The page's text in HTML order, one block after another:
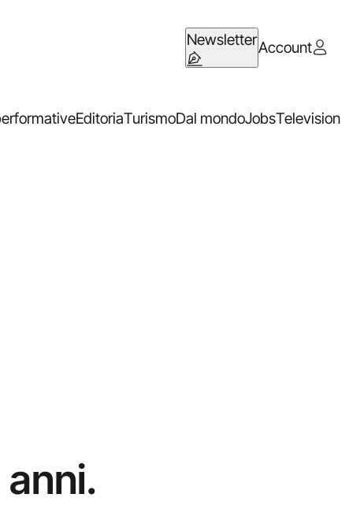
NewsletterAccount
EditoriaTurismoDal mondoJobsTelevision